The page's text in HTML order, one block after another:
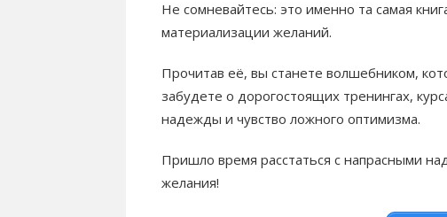
Не сомневайтесь: это именно та самая
материализации желаний.
Прочитав её, вы станете волшебником,
забудете о дорогостоящих тренингах,
надежды и чувство ложного оптимизма.
Пришло время расстаться с напрасными
желания!